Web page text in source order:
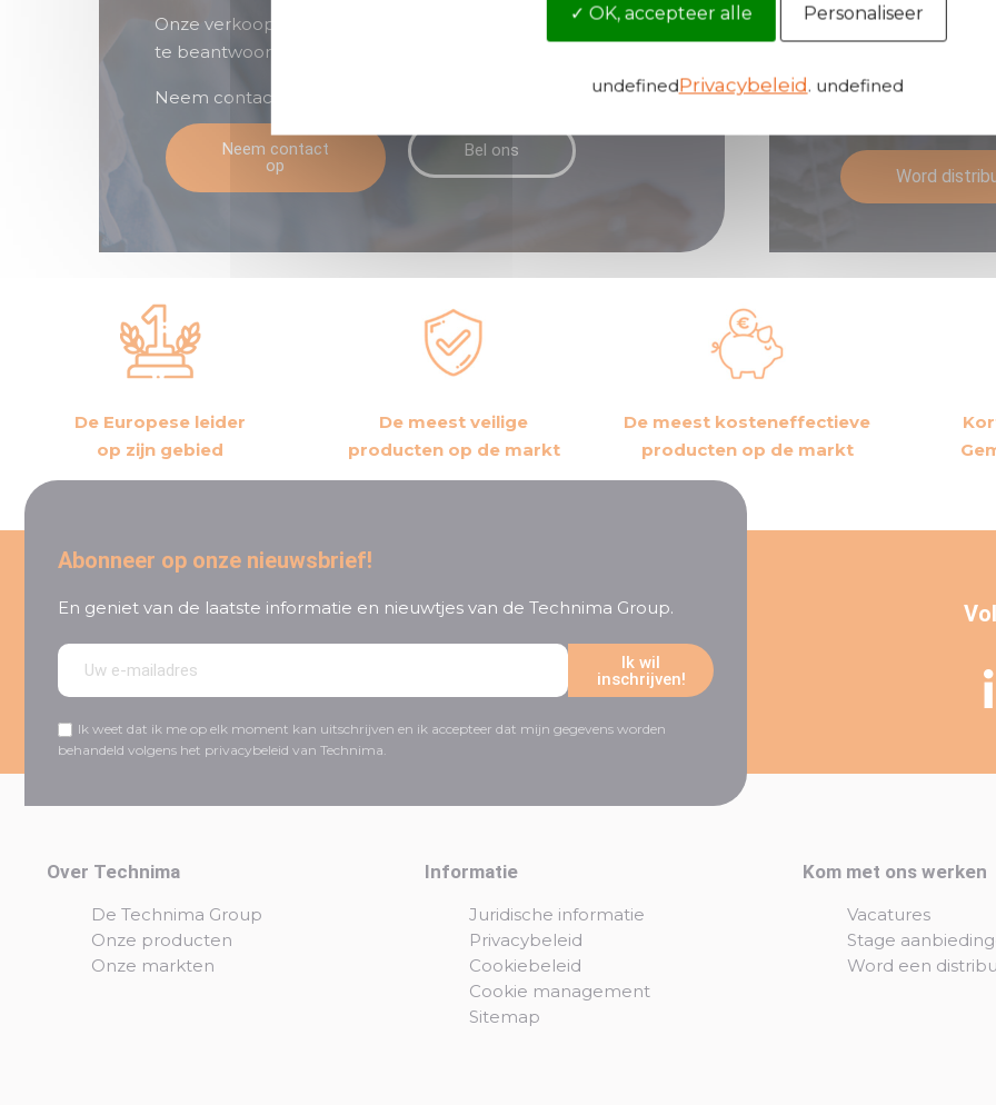
Onze verkoopteams staan voor u klaar om al uw vragen
te beantwoorden.
Neem contact met ons op als u hulp nodig heeft!
Neem contact
op
Bel ons
U bent
genereren?
Word
De Europese leider
op zijn gebied
De meest veilige
producten op de markt
De meest kosteneffectieve
producten op de markt
Abonneer op onze nieuwsbrief!
En geniet van de laatste informatie en nieuwtjes van de Technima Group.
Ik wil
inschrijven!
Ik weet dat ik me op elk moment kan uitschrijven en ik accepteer dat mijn gegevens worden
behandeld volgens het privacybeleid van Technima.
Over Technima
De Technima Group
Onze producten
Onze markten
Informatie
Juridische informatie
Privacybeleid
Cookiebeleid
Cookie management
Sitemap
Kom met ons werken
Vacatures
Stage
Word een
OK, accepteer alle Personaliseer
undefinedPrivacybeleid. undefined